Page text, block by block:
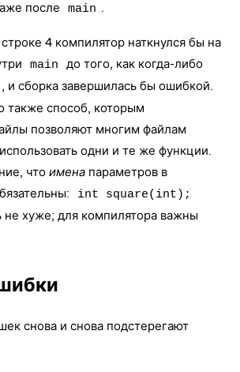
после
main .
4 компилятор наткнулся бы на
main
до того, как когда-либо
, и сборка завершилась бы ошибкой.
также способ, которым
позволяют многим файлам
одни и те же функции.
что имена параметров в
int square(int);
не хуже; для компилятора важны
снова и снова подстерегают